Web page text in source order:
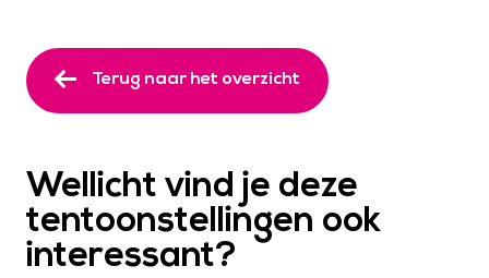
Terug naar het overzicht
Wellicht vind je deze
tentoonstellingen ook
interessant?